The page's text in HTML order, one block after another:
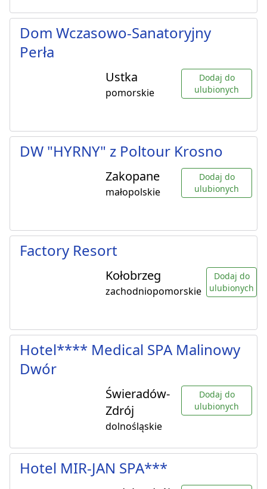
Dom Wczasowo-Sanatoryjny
Perła
Ustka
pomorskie
Dodaj do
ulubionych
DW "HYRNY" z Poltour Krosno
Zakopane
małopolskie
Dodaj do
ulubionych
Factory Resort
Kołobrzeg
zachodniopomorskie
Dodaj do
ulubionych
Hotel**** Medical SPA Malinowy
Dwór
Świeradów-
Zdrój
dolnośląskie
Dodaj do
ulubionych
Hotel MIR-JAN SPA***